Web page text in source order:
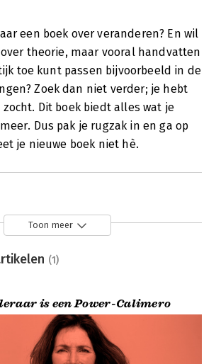
een boek over veranderen? En wil
theorie, maar vooral handvatten
toe kunt passen bijvoorbeeld in de
Zoek dan niet verder; je hebt
Dit boek biedt alles wat je
Dus pak je rugzak in en ga op
je nieuwe boek niet hè.
Toon meer
(1)
is een Power-Calimero